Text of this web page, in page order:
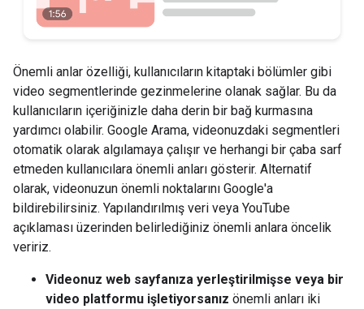
Önemli anlar özelliği, kullanıcıların kitaptaki bölümler gibi
video segmentlerinde gezinmelerine olanak sağlar. Bu da
kullanıcıların içeriğinizle daha derin bir bağ kurmasına
yardımcı olabilir. Google Arama, videonuzdaki segmentleri
otomatik olarak algılamaya çalışır ve herhangi bir çaba sarf
etmeden kullanıcılara önemli anları gösterir. Alternatif
olarak, videonuzun önemli noktalarını Google'a
bildirebilirsiniz. Yapılandırılmış veri veya YouTube
açıklaması üzerinden belirlediğiniz önemli anlara öncelik
veririz.
Videonuz web sayfanıza yerleştirilmişse veya bir
video platformu işletiyorsanız önemli anları iki